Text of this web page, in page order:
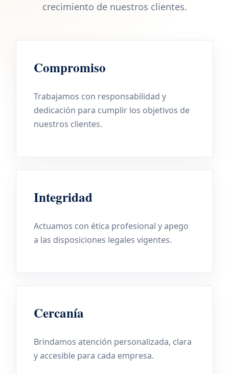
crecimiento de nuestros clientes.
Compromiso
Trabajamos con responsabilidad y
dedicación para cumplir los objetivos de
nuestros clientes.
Integridad
Actuamos con ética profesional y apego
a las disposiciones legales vigentes.
Cercanía
Brindamos atención personalizada, clara
y accesible para cada empresa.